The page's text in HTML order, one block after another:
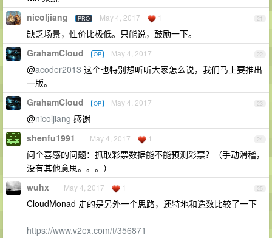
21
nicoljiang PRO May 4, 2017 1
缺乏场景，性价比极低。只能说，鼓励一下。
22
GrahamCloud OP May 4, 2017
@acoder2013 这个也特别想听听大家怎么说，我们马上要推出
一版。
23
GrahamCloud OP May 4, 2017
@nicoljiang 感谢
24
shenfu1991 May 4, 2017 1
问个喜感的问题：抓取彩票数据能不能预测彩票？（手动滑稽，
没有其他意思。。。）
25
wuhx May 4, 2017 1
CloudMonad 走的是另外一个思路，还特地和造数比较了一下
https://www.v2ex.com/t/356871